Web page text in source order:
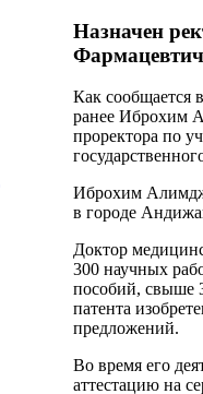
Назначен
Как сообщается
ранее Иброхим
проректора по
Иброхим
в городе
Доктор
300 научных
пособий, свыше
патента
предложений.
Во время его
аттестацию на